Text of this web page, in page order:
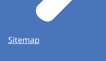
Sitemap